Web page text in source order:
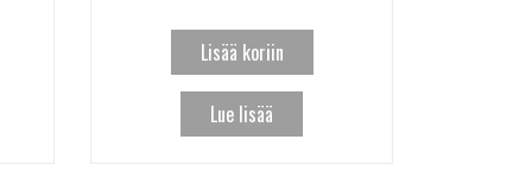
Lisää koriin
Lue lisää